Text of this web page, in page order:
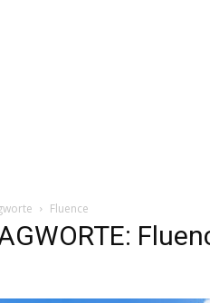
Fluence